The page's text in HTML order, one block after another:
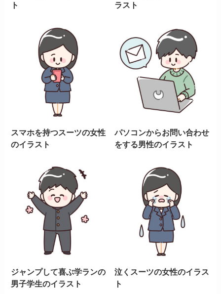
ト
ラスト
スマホを持つスーツの女性
のイラスト
パソコンからお問い合わせ
をする男性のイラスト
ジャンプして喜ぶ学ランの
男子学生のイラスト
泣くスーツの女性のイラス
ト